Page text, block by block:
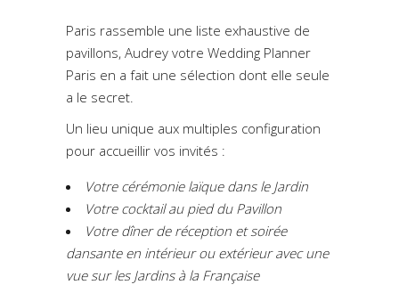
Paris rassemble une liste exhaustive de
pavillons, Audrey votre Wedding Planner
Paris en a fait une sélection dont elle seule
a le secret.
Un lieu unique aux multiples configuration
pour accueillir vos invités :
Votre cérémonie laïque dans le Jardin
Votre cocktail au pied du Pavillon
Votre dîner de réception et soirée
dansante en intérieur ou extérieur avec une
vue sur les Jardins à la Française